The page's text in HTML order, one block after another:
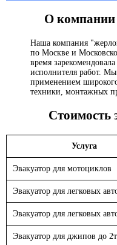
О компании
Наша компания
по Москве и
время
исполнителя работ.
применением
техники, монтажных
Стоимость
Услуга
Эвакуатор для мотоциклов
Эвакуатор для легковых
Эвакуатор для легковых
Эвакуатор для джипов до 2т.